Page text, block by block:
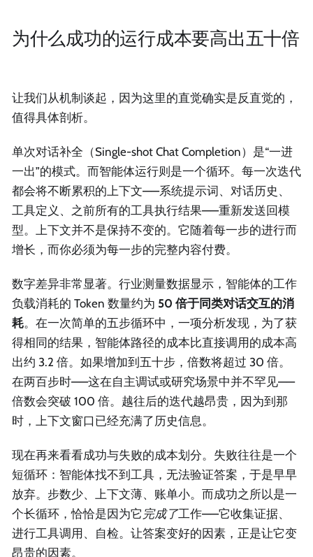
为什么成功的运行成本要高出五十倍
让我们从机制谈起，因为这里的直觉确实是反直觉的，
值得具体剖析。
单次对话补全（Single-shot Chat Completion）是“一进
一出”的模式。而智能体运行则是一个循环。每一次迭代
都会将不断累积的上下文——系统提示词、对话历史、
工具定义、之前所有的工具执行结果——重新发送回模
型。上下文并不是保持不变的。它随着每一步的进行而
增长，而你必须为每一步的完整内容付费。
数字差异非常显著。行业测量数据显示，智能体的工作
负载消耗的 Token 数量约为 50 倍于同类对话交互的消
耗。在一次简单的五步循环中，一项分析发现，为了获
得相同的结果，智能体路径的成本比直接调用的成本高
出约 3.2 倍。如果增加到五十步，倍数将超过 30 倍。
在两百步时——这在自主调试或研究场景中并不罕见——
倍数会突破 100 倍。越往后的迭代越昂贵，因为到那
时，上下文窗口已经充满了历史信息。
现在再来看看成功与失败的成本划分。失败往往是一个
短循环：智能体找不到工具，无法验证答案，于是早早
放弃。步数少、上下文薄、账单小。而成功之所以是一
个长循环，恰恰是因为它 完成了工作——它收集证据、
进行工具调用、自检。让答案变好的因素，正是让它变
昂贵的因素。